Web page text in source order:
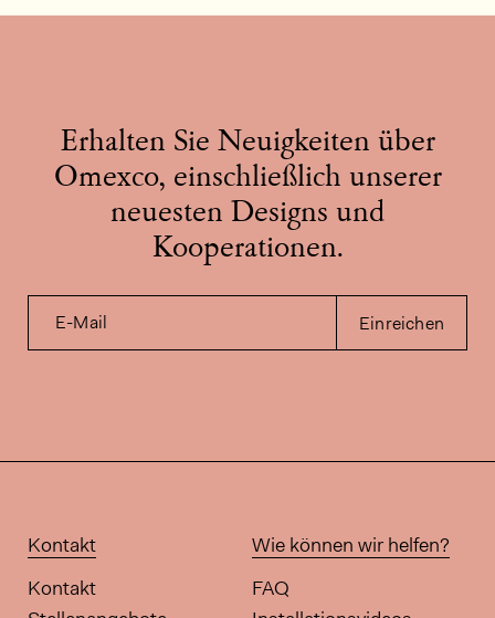
Erhalten Sie Neuigkeiten über
Omexco, einschließlich unserer
neuesten Designs und
Kooperationen.
E-Mail Einreichen
Kontakt
Kontakt
Wie können wir helfen?
FAQ